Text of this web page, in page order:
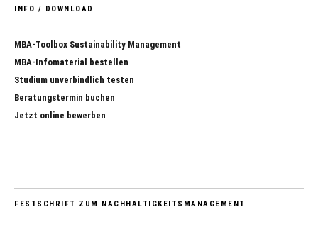
INFO / DOWNLOAD
MBA-Toolbox Sustainability Management
MBA-Infomaterial bestellen
Studium unverbindlich testen
Beratungstermin buchen
Jetzt online bewerben
FESTSCHRIFT ZUM NACHHALTIGKEITSMANAGEMENT